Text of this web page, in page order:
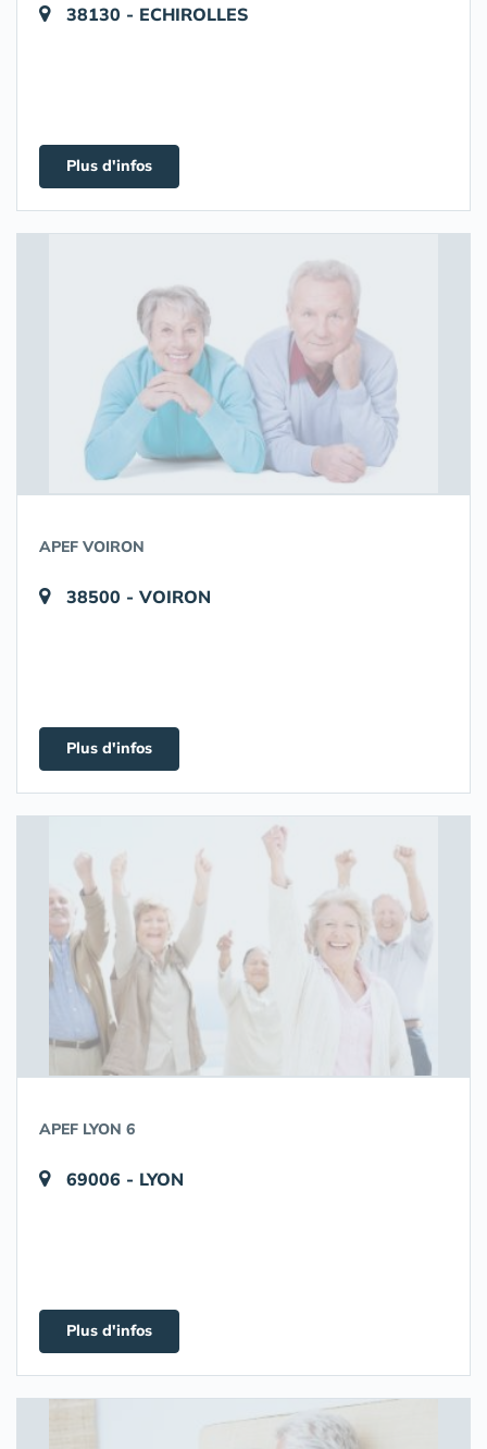
38130 - ECHIROLLES
Plus d'infos
APEF VOIRON
38500 - VOIRON
Plus d'infos
APEF LYON 6
69006 - LYON
Plus d'infos